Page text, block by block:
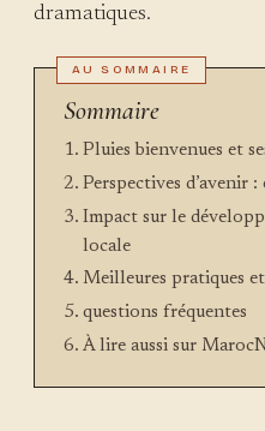
dramatiques.
Sommaire
Pluies bienvenues et
Perspectives d’avenir
Impact sur le
locale
Meilleures pratiques
questions fréquentes
À lire aussi sur